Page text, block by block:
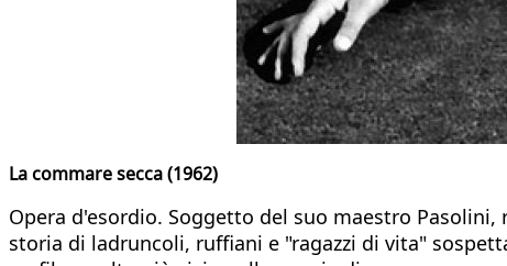
La commare secca (1962)
Opera d'esordio. Soggetto del suo maestro
storia di ladruncoli, ruffiani e "ragazzi di vita"